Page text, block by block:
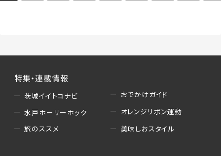
特集・連載情報
茨城イイトコナビ
水戸ホーリーホック
旅のススメ
おでかけガイド
オレンジリボン運動
美味しおスタイル